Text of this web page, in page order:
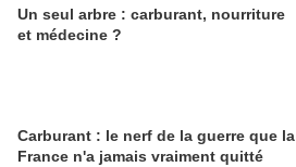
Un seul arbre : carburant, nourriture
et médecine ?
Carburant : le nerf de la guerre que la
France n'a jamais vraiment quitté